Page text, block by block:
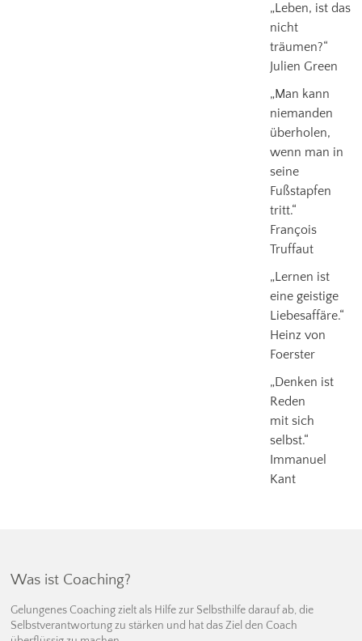
„Leben, ist das
nicht
träumen?“
Julien Green
„Man kann
niemanden
überholen,
wenn man in
seine
Fußstapfen
tritt.“
François
Truffaut
„Lernen ist
eine geistige
Liebesaffäre.“
Heinz von
Foerster
„Denken ist
Reden
mit sich
selbst.“
Immanuel
Kant
Was ist Coaching?
Gelungenes Coaching zielt als Hilfe zur Selbsthilfe darauf ab, die
Selbstverantwortung zu stärken und hat das Ziel den Coach